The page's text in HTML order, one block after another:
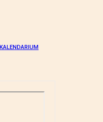
KALENDARIUM